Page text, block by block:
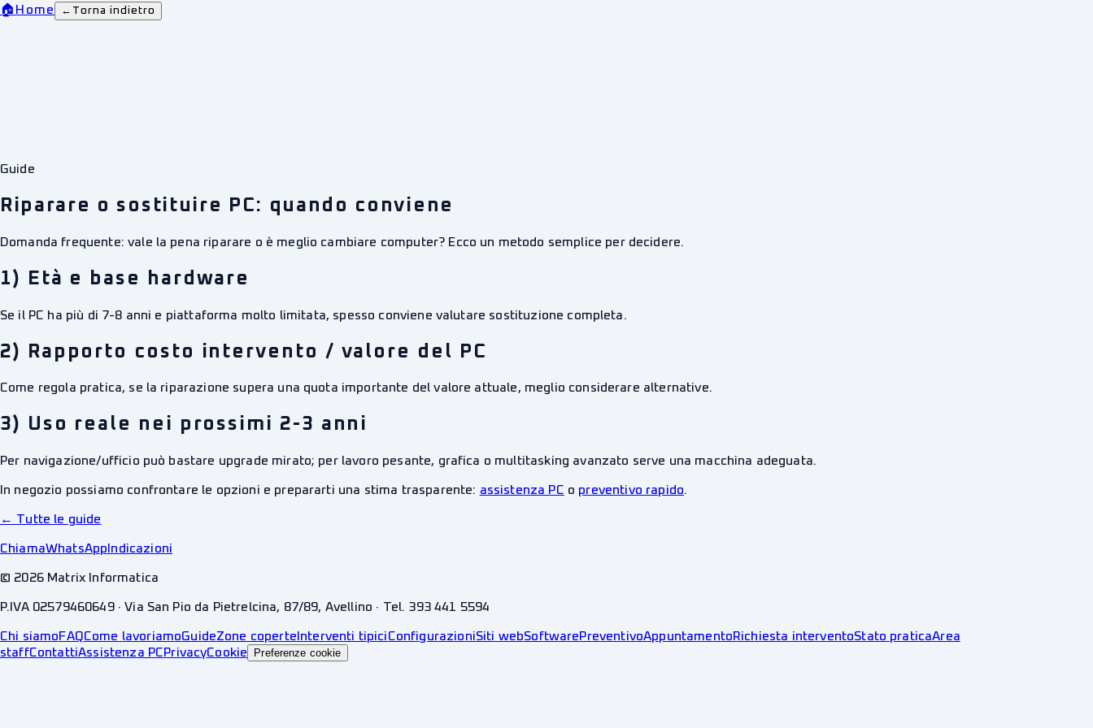
🏠 Home ← Torna indietro
Guide
Riparare o sostituire PC: quando conviene
Domanda frequente: vale la pena riparare o è meglio cambiare computer? Ecco un metodo semplice per decidere.
1) Età e base hardware
Se il PC ha più di 7-8 anni e piattaforma molto limitata, spesso conviene valutare sostituzione completa.
2) Rapporto costo intervento / valore del PC
Come regola pratica, se la riparazione supera una quota importante del valore attuale, meglio considerare alternative.
3) Uso reale nei prossimi 2-3 anni
Per navigazione/ufficio può bastare upgrade mirato; per lavoro pesante, grafica o multitasking avanzato serve una macchina adeguata.
In negozio possiamo confrontare le opzioni e prepararti una stima trasparente: assistenza PC o preventivo rapido.
← Tutte le guide
ChiamaWhatsApp Indicazioni
© 2026Matrix Informatica
P.IVA 02579460649 · Via San Pio da Pietrelcina, 87/89, Avellino · Tel. 393 441 5594
Chi siamoFAQCome lavoriamoGuideZone coperte Interventi tipiciConfigurazioniSiti webSoftwarePreventivoAppuntamentoRichiesta interventoStato praticaArea
staffContattiAssistenza PCPrivacyCookie Preferenze cookie